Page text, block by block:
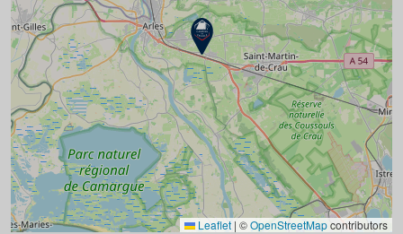
Leaflet | ©OpenStreetMapcontributors